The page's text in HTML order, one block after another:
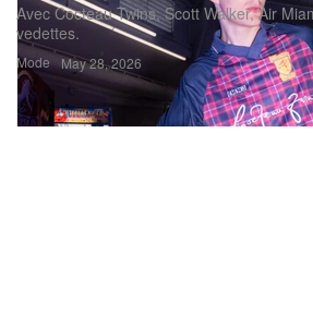
Mode
Avec Cocteau Twins, Scott Walker, Air
vedettes.
May 28, 2026